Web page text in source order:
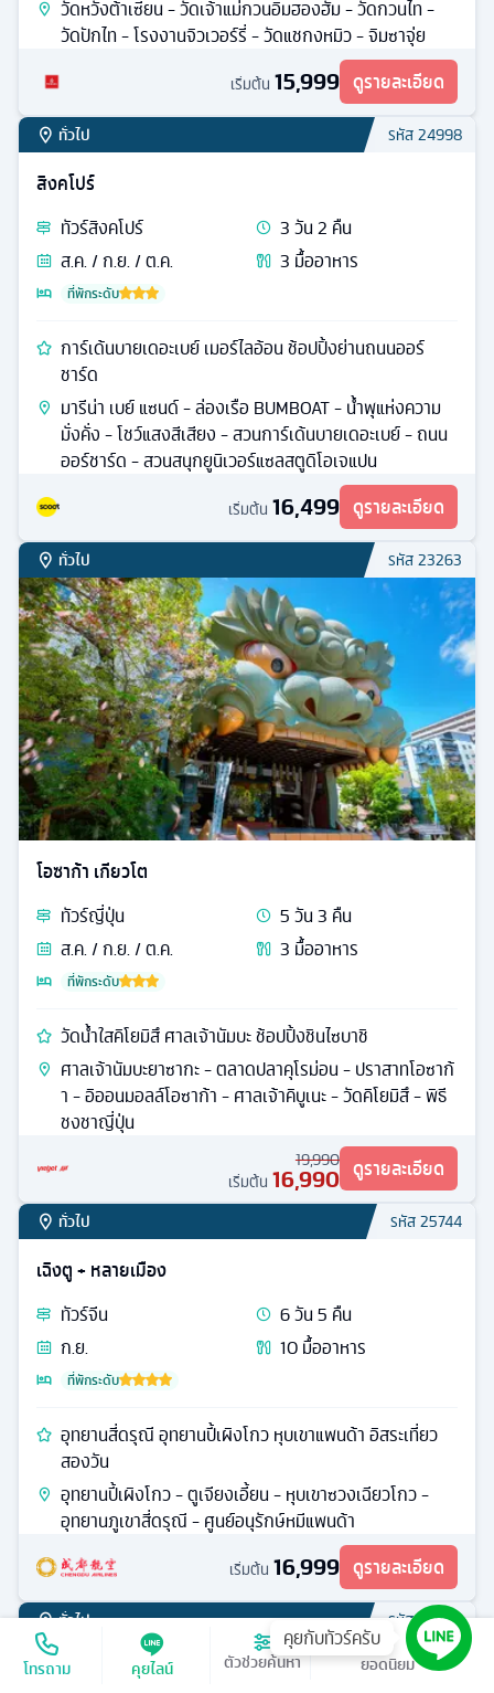
โทรถาม คุยไลน์ ตัวช่วยค้นหา
เรียงตาม
ส.ค. / ก.ย. / ต.ค.
5มื้ออาหาร
ที่พักระดับ
พิพิธภัณฑ์ซีอาน วัดลามะ กำแพงเมืองซีอาน ถนนต้าถัง
พิพิธภัณฑ์ซีอาน - เจดีย์ห่านป่าเล็ก - วัดลามะกวางเหริน -
ประจำเมืองซีอาน
เริ่มต้น 15,999
ทั่วไป
ฮ่องกง
ทัวร์ฮ่องกง 3วัน2คืน
ส.ค. / ก.ย. / พ.ย.
2มื้ออาหาร
ที่พักระดับ
วัดหวังต้าเซียน วัดกวนไท วัดปักไต อิสระเที่ยวหนึ่งวัน
วัดหวังต้าเซียน - วัดเจ้าแม่กวนอิมฮองฮัม - วัดกวนไท -
วัดปักไท - โรงงานจิวเวอร์รี่ - วัดแชกงหมิว - จิมซาจุ่ย
ทั่วไป
สิงคโปร์
ทัวร์สิงคโปร์
ส.ค. / ก.ย. / ต.ค.
3มื้ออาหาร
ที่พักระดับ
ชาร์ด
มารีน่า เบย์ แซนด์ - ล่องเรือ BUMBOAT - นํ้าพุแห่งความ
มั่งคั่ง - โชว์แสงสีเสียง - สวนการ์เด้นบายเดอะเบย์ - ถนน
ออร์ชาร์ด - สวนสนุกยูนิเวอร์แซลสตูดิโอเจแปน
เริ่มต้น 16,499 ดูรายละเอียด
ทั่วไป รหัส23263
คุยกับทัวร์ครับ